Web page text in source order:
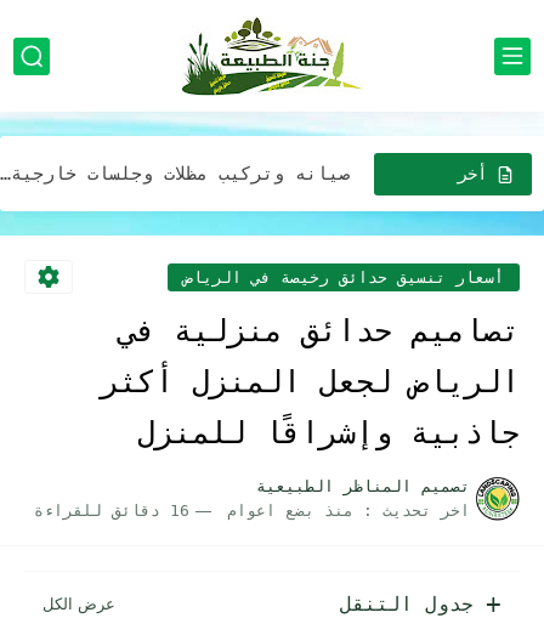
أخر
الاخبار
صيانه وتركيب مظلات وجلسات خارجية في الرياض: إضافة مثالية لحديقتك...
افضل شركة تركيب مظلات وجلسات بأقل الأسعار خصومات تصل 30%...
أسعار تنسيق حدائق رخيصة في الرياض
تصاميم حدائق منزلية في
الرياض لجعل المنزل أكثر
جاذبية وإشراقًا للمنزل
تصميم المناظر الطبيعية
اخر تحديث :
منذ بضع اعوام 16 دقائق للقراءة
جدول التنقل